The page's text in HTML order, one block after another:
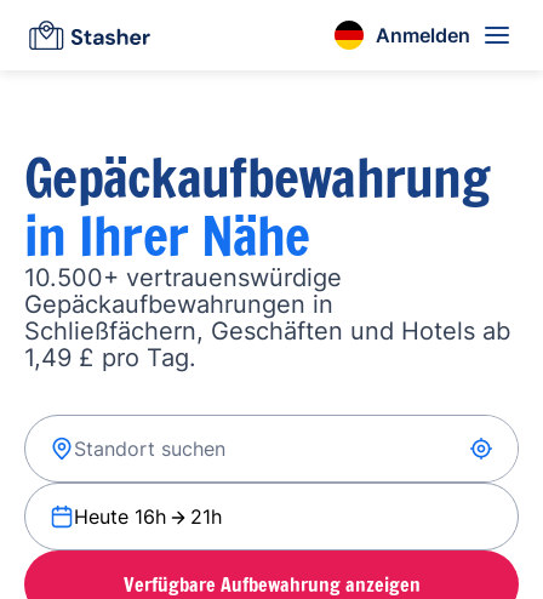
Anmelden
Gepäckaufbewahrung
in Ihrer Nähe
10.500+ vertrauenswürdige
Gepäckaufbewahrungen in
Schließfächern, Geschäften und Hotels ab
1,49 £ pro Tag.
Heute 16h 21h
Verfügbare Aufbewahrung anzeigen